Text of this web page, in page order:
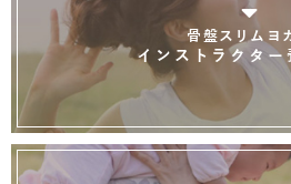
骨盤スリムヨ
インストラクタ